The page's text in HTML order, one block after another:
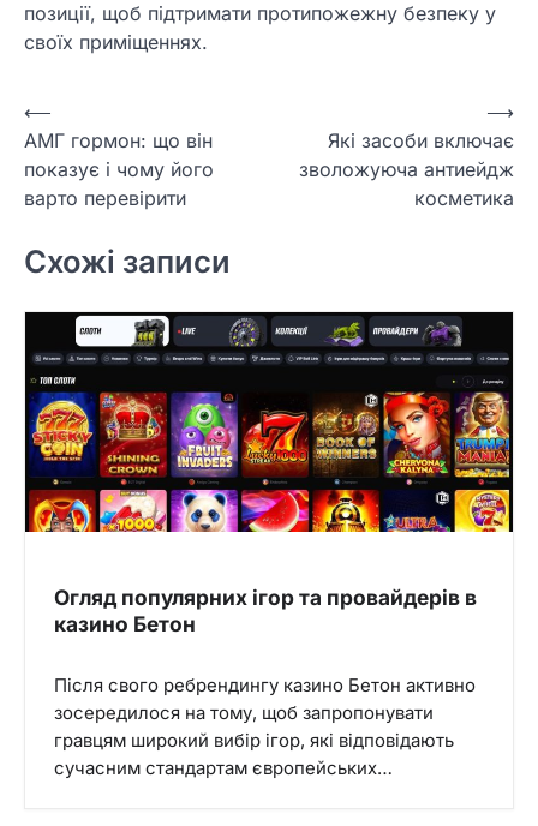
позиції, щоб підтримати протипожежну безпеку у
своїх приміщеннях.
Навігація
записів
⟵
АМГ гормон: що він
показує і чому його
варто перевірити
Які засоби включає
зволожуюча антиейдж
косметика
⟶
Схожі записи
Огляд популярних ігор та провайдерів в
казино Бетон
Після свого ребрендингу казино Бетон активно
зосередилося на тому, щоб запропонувати
гравцям широкий вибір ігор, які відповідають
сучасним стандартам європейських…